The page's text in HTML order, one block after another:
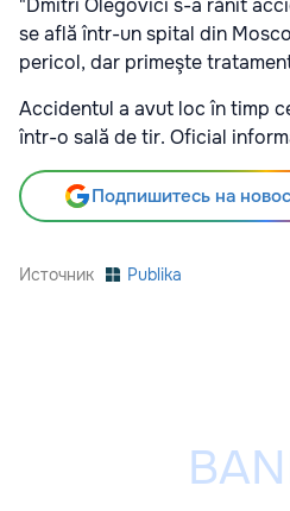
"Dmitri Olegovici s-a rănit
se află într-un spital din
pericol, dar primeşte
Accidentul a avut loc în timp
într-o sală de tir. Oficial
Подпишитесь на
Источник Publika